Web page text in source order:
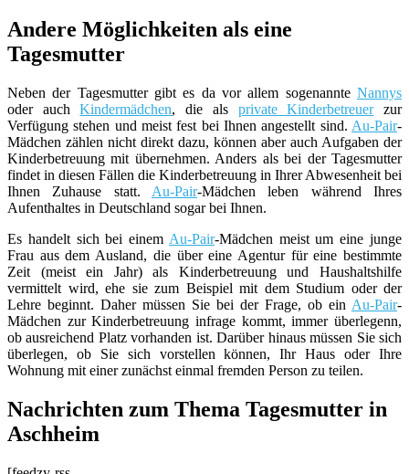
Andere Möglichkeiten als eine
Tagesmutter
Neben der Tagesmutter gibt es da vor allem sogenannte Nannys
oder auchKindermädchen, die als private Kinderbetreuerzur
Verfügung stehen und meist fest bei Ihnen angestellt sind. Au-Pair-
Mädchen zählen nicht direkt dazu, können aber auch Aufgaben der
Kinderbetreuung mit übernehmen. Anders als bei der Tagesmutter
findet in diesen Fällen die Kinderbetreuung in Ihrer Abwesenheit bei
Ihnen Zuhause statt. Au-Pair-Mädchen leben während Ihres
Aufenthaltes in Deutschland sogar bei Ihnen.
Es handelt sich bei einem Au-Pair-Mädchen meist um eine junge
Frau aus dem Ausland, die über eine Agentur für eine bestimmte
Zeit (meist ein Jahr) als Kinderbetreuung und Haushaltshilfe
vermittelt wird, ehe sie zum Beispiel mit dem Studium oder der
Lehre beginnt. Daher müssen Sie bei der Frage, ob ein Au-Pair-
Mädchen zur Kinderbetreuung infrage kommt, immer überlegenn,
ob ausreichend Platz vorhanden ist. Darüber hinaus müssen Sie sich
überlegen, ob Sie sich vorstellen können, Ihr Haus oder Ihre
Wohnung mit einer zunächst einmal fremden Person zu teilen.
Nachrichten zum Thema Tagesmutter in
Aschheim